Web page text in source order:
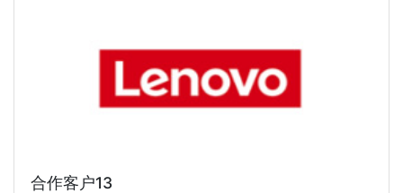
合作客户13